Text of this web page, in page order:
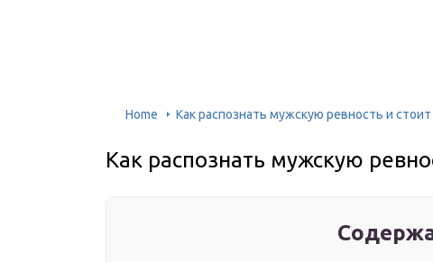
Home Как распознать мужскую ревность и
Как распознать мужскую